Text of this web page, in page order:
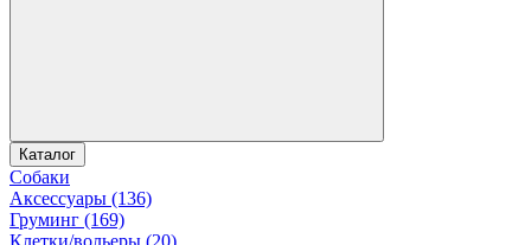
Каталог
Собаки
Аксессуары (136)
Груминг (169)
Клетки/вольеры (20)